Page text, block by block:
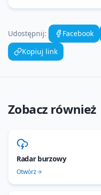
Udostępnij: Facebook
Kopiuj link
Zobacz również
Radar burzowy
Otwórz